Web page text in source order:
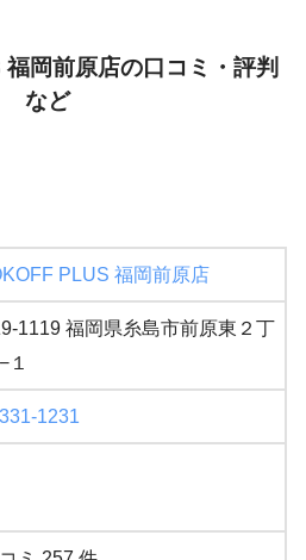
岡前原店の口コミ・評判
など
PLUS 福岡前原店
1119 福岡県糸島市前原東２丁
１
1231